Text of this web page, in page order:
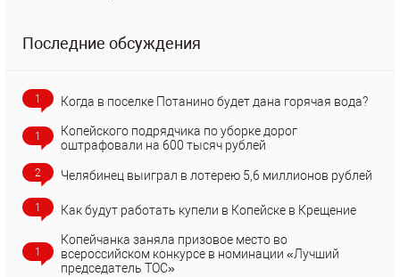
Последние обсуждения
1 Когда в поселке Потанино будет дана горячая вода?
1
Копейского подрядчика по уборке дорог
оштрафовали на 600 тысяч рублей
2 Челябинец выиграл в лотерею 5,6 миллионов рублей
1 Как будут работать купели в Копейске в Крещение
1
Копейчанка заняла призовое место во
всероссийском конкурсе в номинации «Лучший
председатель ТОС»